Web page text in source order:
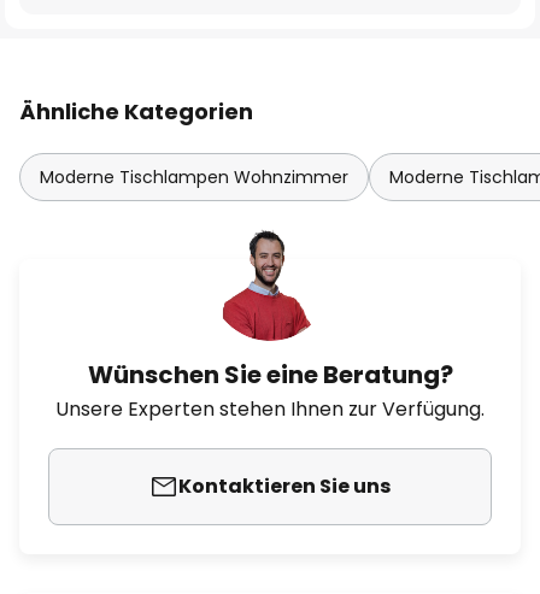
Ähnliche Kategorien
Moderne Tischlampen Wohnzimmer Moderne
Wünschen Sie eine Beratung?
Unsere Experten stehen Ihnen zur Verfügung.
Kontaktieren Sie uns